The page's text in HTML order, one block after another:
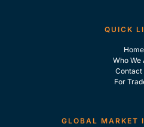
QUICK
Home
Who We
Contact
For
GLOBAL MARKET